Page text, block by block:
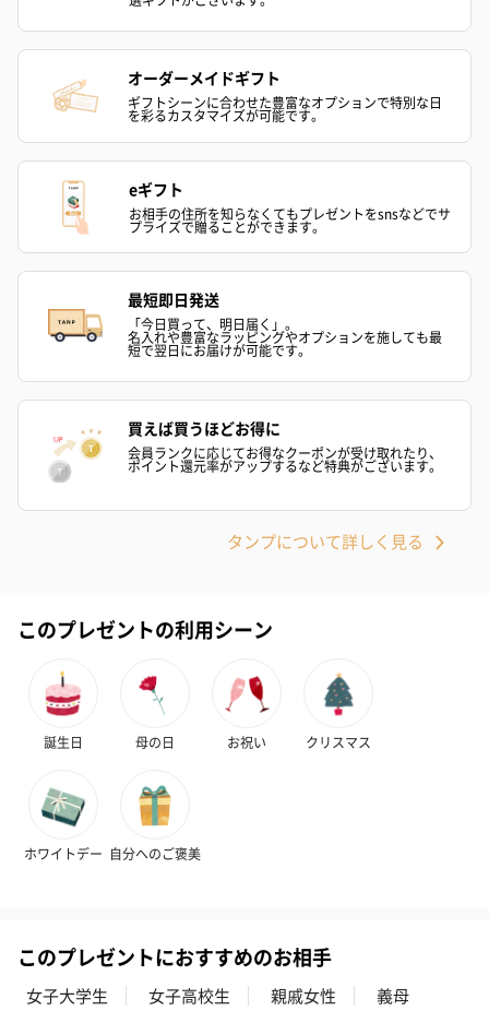
オーダーメイドギフト
ギフトシーンに合わせた豊富なオプションで特別な日
を彩るカスタマイズが可能です。
eギフト
お相手の住所を知らなくてもプレゼントをsnsなどでサ
プライズで贈ることができます。
最短即日発送
「今日買って、明日届く」。
名入れや豊富なラッピングやオプションを施しても最
短で翌日にお届けが可能です。
買えば買うほどお得に
会員ランクに応じてお得なクーポンが受け取れたり、
ポイント還元率がアップするなど特典がございます。
タンプについて詳しく見る
このプレゼントの利用シーン
誕生日 母の日 お祝い クリスマス
ホワイトデー 自分へのご褒美
このプレゼントにおすすめのお相手
女子大学生 女子高校生 親戚女性
義母